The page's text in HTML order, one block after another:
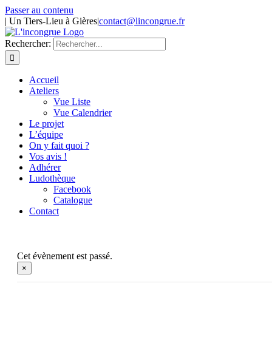
Passer au contenu
| Un Tiers-Lieu à Gières|contact@lincongrue.fr
Rechercher:
Accueil
Ateliers
Vue Liste
Vue Calendrier
Le projet
L’équipe
On y fait quoi ?
Vos avis !
Adhérer
Ludothèque
Facebook
Catalogue
Contact
Cet évènement est passé.
×